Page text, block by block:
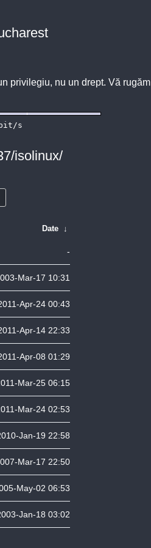
privilegiu, nu un drept. Vă rugăm
isolinux/
Date ↓
-
Mar-17 10:31
Apr-24 00:43
Apr-14 22:33
Apr-08 01:29
Mar-25 06:15
Mar-24 02:53
Jan-19 22:58
Mar-17 22:50
May-02 06:53
Jan-18 03:02